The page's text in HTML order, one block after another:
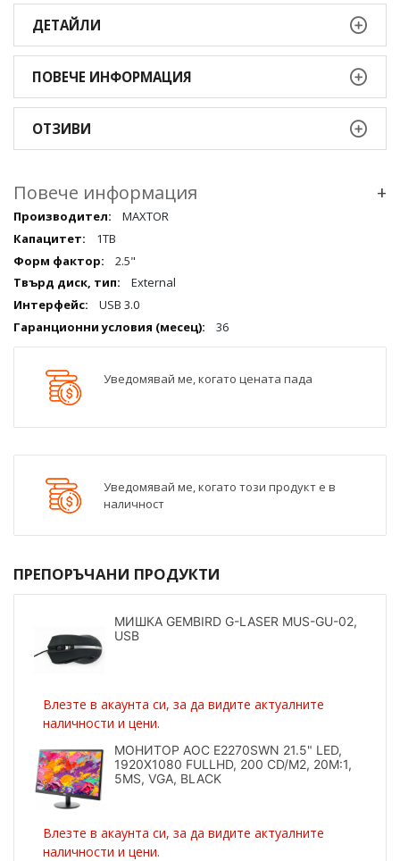
ДЕТАЙЛИ
ПОВЕЧЕ ИНФОРМАЦИЯ
ОТЗИВИ
Повече информация +
Повече
информация
MAXTOR
1TB
2.5"
External
USB 3.0
36
Уведомявай ме, когато цената пада
Уведомявай ме, когато този продукт е в
наличност
ПРЕПОРЪЧАНИ ПРОДУКТИ
МИШКА GEMBIRD G-LASER MUS-GU-02,
USB
Влезте в акаунта си, за да видите актуалните
наличности и цени.
МОНИТОР AOC E2270SWN 21.5" LED,
1920X1080 FULLHD, 200 CD/M2, 20M:1,
5MS, VGA, BLACK
Влезте в акаунта си, за да видите актуалните
наличности и цени.